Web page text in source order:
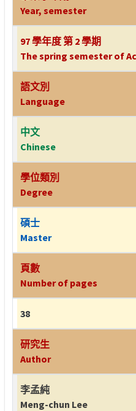
Year, semester
97 學年度 第 2 學期
The spring semester of
語文別
Language
中文
Chinese
學位類別
Degree
碩士
Master
頁數
Number of pages
38
研究生
Author
李孟純
Meng-chun Lee